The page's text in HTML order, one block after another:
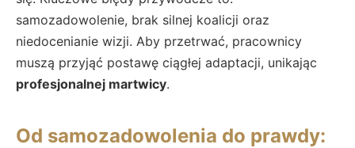
samozadowolenie, brak silnej koalicji oraz
niedocenianie wizji. Aby przetrwać, pracownicy
muszą przyjąć postawę ciągłej adaptacji, unikając
profesjonalnej martwicy.
Od samozadowolenia do prawdy: